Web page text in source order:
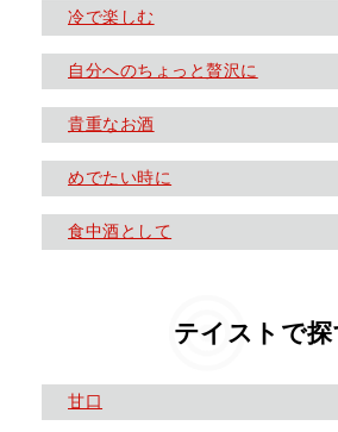
冷で楽しむ
自分へのちょっと贅沢に
貴重なお酒
めでたい時に
食中酒として
テイストで探
甘口